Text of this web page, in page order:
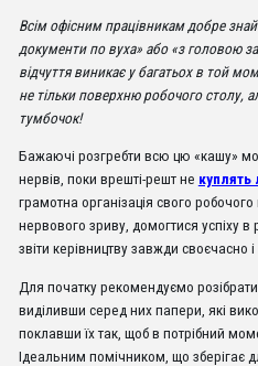
Всім офісним працівникам добре
документи по вуха» або «з головою
відчуття виникає у багатьох в той
не тільки поверхню робочого столу,
тумбочок!
Бажаючі розгребти всю цю «кашу»
нервів, поки врешті-решт не куплять
грамотна організація свого
нервового зриву, домогтися успіху в
звіти керівництву завжди своєчасно
Для початку рекомендуємо розібрати
виділивши серед них папери, які
поклавши їх так, щоб в потрібний
Ідеальним помічником, що зберігає